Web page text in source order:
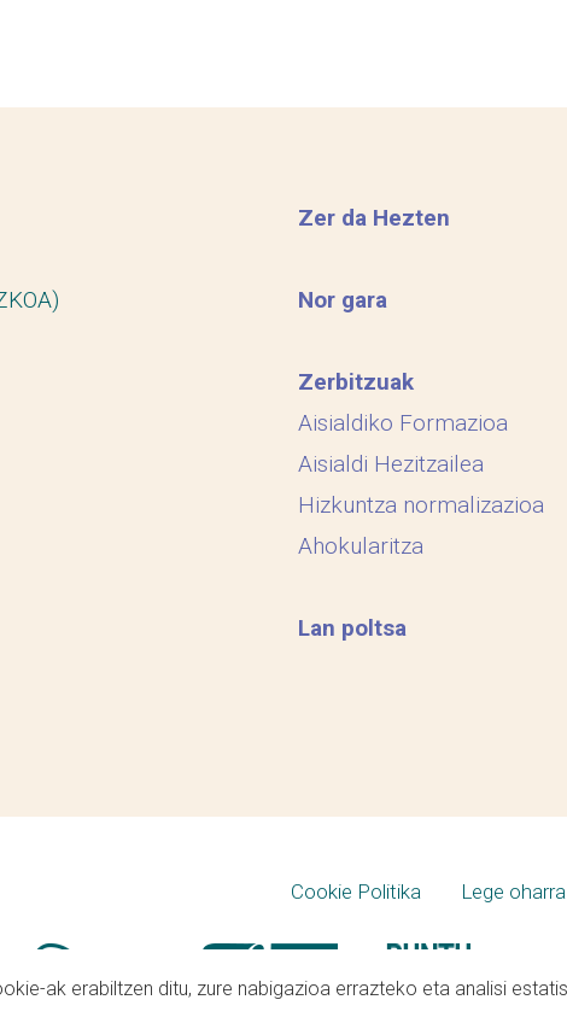
Zer da Hezten
Nor gara
Zerbitzuak
Aisialdiko Formazioa
Aisialdi Hezitzailea
Hizkuntza normalizazioa
Ahokularitza
Lan poltsa
Cookie Politika Lege oharra
ak erabiltzen ditu, zure nabigazioa errazteko eta analisi